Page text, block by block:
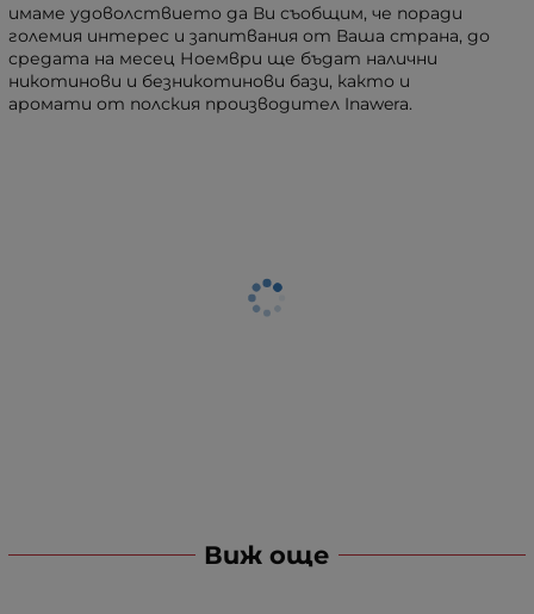
имаме удоволствието да Ви съобщим, че поради
големия интерес и запитвания от Ваша страна, до
средата на месец Ноември ще бъдат налични
никотинови и безникотинови бази, както и
аромати от полския производител Inawera.
Виж още